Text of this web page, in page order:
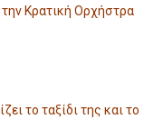
την Κρατική Ορχήστρα
το ταξίδι της και το